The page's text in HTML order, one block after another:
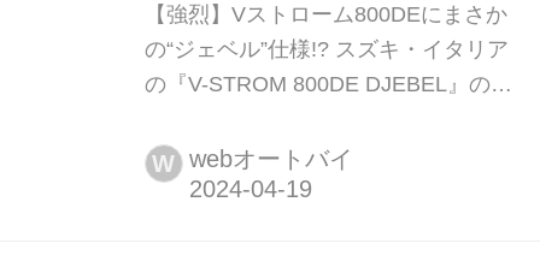
【強烈】Vストローム800DEにまさか
の“ジェベル”仕様!? スズキ・イタリア
の『V-STROM 800DE DJEBEL』の映
イク!の動画ニュース】 スズキの海外
版Youtubeチャンネル『Suzuki Moto
W webオートバイ